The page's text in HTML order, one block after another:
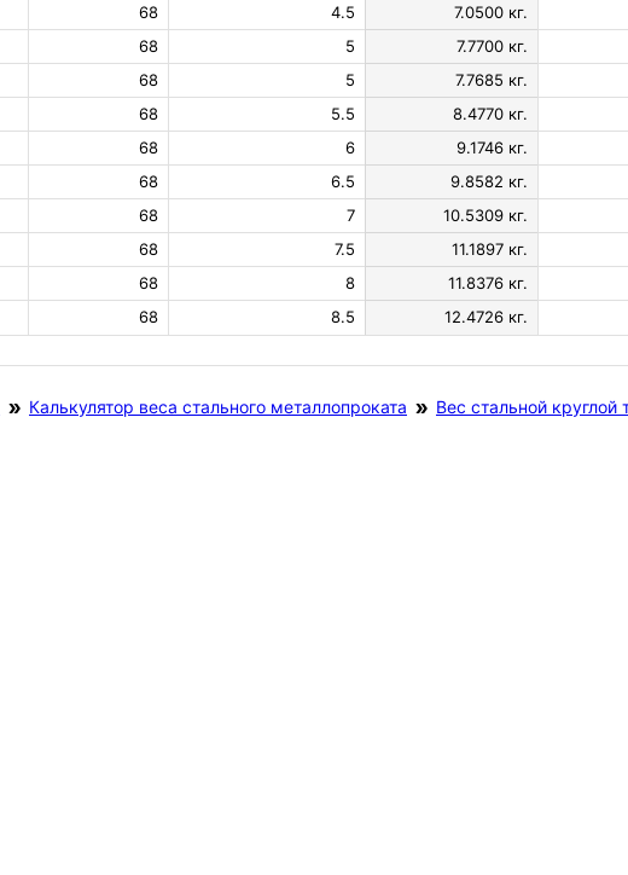
68 4.5 7.0500 кг.
68 5 7.7700 кг.
68 5 7.7685 кг.
68 5.5 8.4770 кг.
68 6 9.1746 кг.
68 6.5 9.8582 кг.
68 7 10.5309 кг.
68 7.5 11.1897 кг.
68 8 11.8376 кг.
68 8.5 12.4726 кг.
Калькулятор веса стального металлопроката Вес стальной круглой